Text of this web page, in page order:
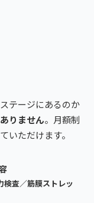
テージにあるのか
りません。月額制
いただけます。
検査／筋膜ストレッ